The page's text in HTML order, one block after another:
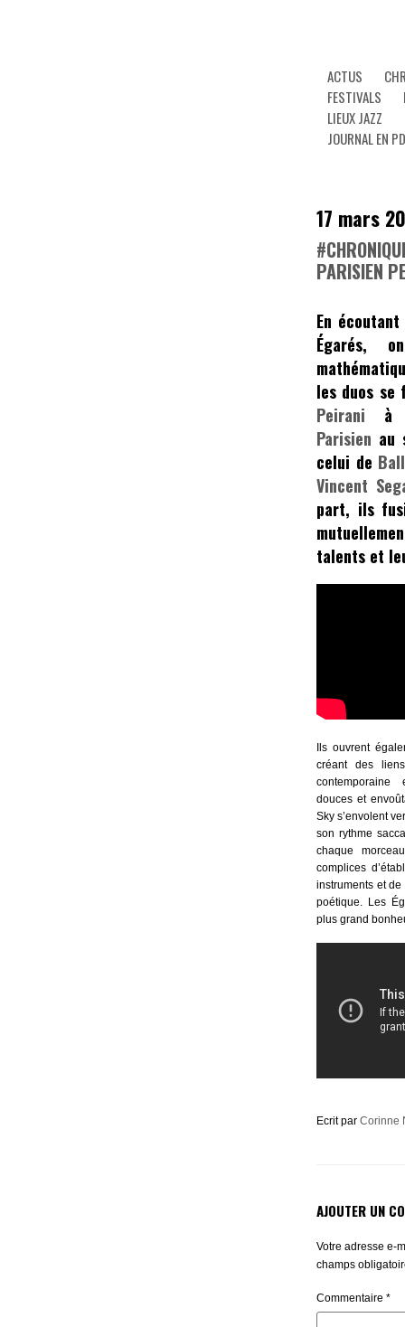
ACTUS
FESTIVALS
LIEUX JAZZ
JOURNAL EN
17 mars
PARISIEN
En
Égarés, on
les duos
Peirani à
Parisien au
celui de
Vincent
part, ils
talents et
Ils ouvrent
créant des
douces et
Sky s’envolent
son rythme
chaque
complices
instruments et
poétique. Les
plus grand
Ecrit par Corinne
AJOUTER UN
Votre adresse e-
champs
Commentaire *